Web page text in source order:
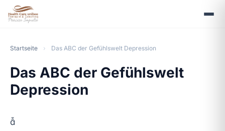
Startseite › Das ABC der Gefühlswelt Depression
Das ABC der Gefühlswelt
Depression
